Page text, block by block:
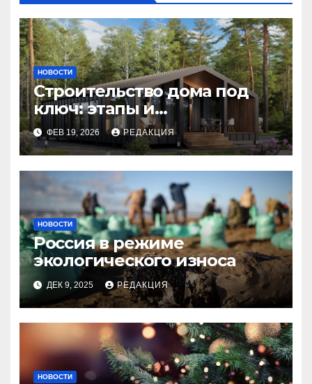
НОВОСТИ
Строительство дома под
ключ: этапы и
планирование бюджета
ФЕВ 19, 2026 РЕДАКЦИЯ
НОВОСТИ
Россия в режиме
экологического износа
ДЕК 9, 2025 РЕДАКЦИЯ
НОВОСТИ